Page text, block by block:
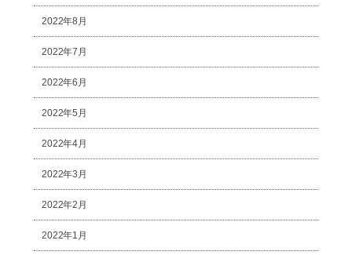
2022年8月
2022年7月
2022年6月
2022年5月
2022年4月
2022年3月
2022年2月
2022年1月